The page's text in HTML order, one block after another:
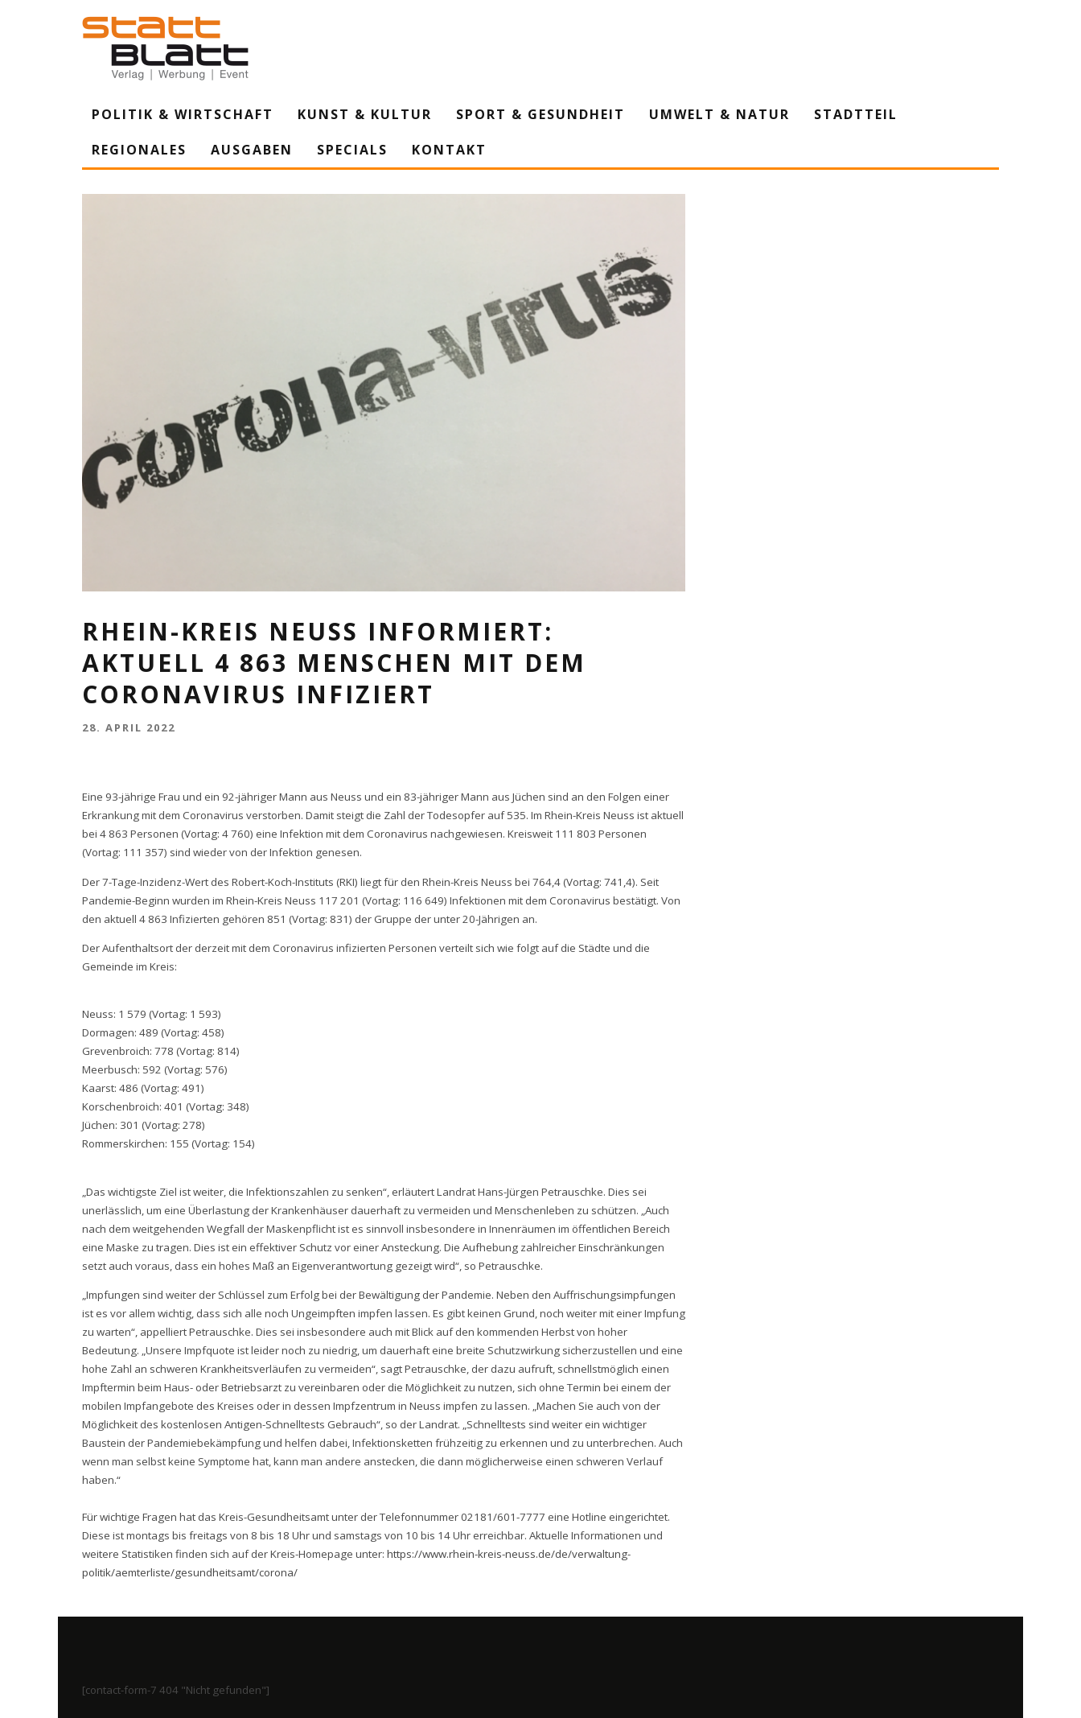
POLITIK & WIRTSCHAFT KUNST & KULTUR SPORT & GESUNDHEIT UMWELT & NATUR
STADTTEIL
REGIONALES
AUSGABEN SPECIALS KONTAKT
RHEIN-KREIS NEUSS INFORMIERT:
AKTUELL 4 863 MENSCHEN MIT DEM
CORONAVIRUS INFIZIERT
28. APRIL 2022
Eine 93-jährige Frau und ein 92-jähriger Mann aus Neuss und ein 83-jähriger Mann aus Jüchen sind an den Folgen einer
Erkrankung mit dem Coronavirus verstorben. Damit steigt die Zahl der Todesopfer auf 535. Im Rhein-Kreis Neuss ist aktuell
bei 4 863 Personen (Vortag: 4 760) eine Infektion mit dem Coronavirus nachgewiesen. Kreisweit 111 803 Personen
(Vortag: 111 357) sind wieder von der Infektion genesen.
Der 7-Tage-Inzidenz-Wert des Robert-Koch-Instituts (RKI) liegt für den Rhein-Kreis Neuss bei 764,4 (Vortag: 741,4). Seit
Pandemie-Beginn wurden im Rhein-Kreis Neuss 117 201 (Vortag: 116 649) Infektionen mit dem Coronavirus bestätigt. Von
den aktuell 4 863 Infizierten gehören 851 (Vortag: 831) der Gruppe der unter 20-Jährigen an.
Der Aufenthaltsort der derzeit mit dem Coronavirus infizierten Personen verteilt sich wie folgt auf die Städte und die
Gemeinde im Kreis:
Neuss: 1 579 (Vortag: 1 593)
Dormagen: 489 (Vortag: 458)
Grevenbroich: 778 (Vortag: 814)
Meerbusch: 592 (Vortag: 576)
Kaarst: 486 (Vortag: 491)
Korschenbroich: 401 (Vortag: 348)
Jüchen: 301 (Vortag: 278)
Rommerskirchen: 155 (Vortag: 154)
„Das wichtigste Ziel ist weiter, die Infektionszahlen zu senken“, erläutert Landrat Hans-Jürgen Petrauschke. Dies sei
unerlässlich, um eine Überlastung der Krankenhäuser dauerhaft zu vermeiden und Menschenleben zu schützen. „Auch
nach dem weitgehenden Wegfall der Maskenpflicht ist es sinnvoll insbesondere in Innenräumen im öffentlichen Bereich
eine Maske zu tragen. Dies ist ein effektiver Schutz vor einer Ansteckung. Die Aufhebung zahlreicher Einschränkungen
setzt auch voraus, dass ein hohes Maß an Eigenverantwortung gezeigt wird“, so Petrauschke.
„Impfungen sind weiter der Schlüssel zum Erfolg bei der Bewältigung der Pandemie. Neben den Auffrischungsimpfungen
ist es vor allem wichtig, dass sich alle noch Ungeimpften impfen lassen. Es gibt keinen Grund, noch weiter mit einer Impfung
zu warten“, appelliert Petrauschke. Dies sei insbesondere auch mit Blick auf den kommenden Herbst von hoher
Bedeutung. „Unsere Impfquote ist leider noch zu niedrig, um dauerhaft eine breite Schutzwirkung sicherzustellen und eine
hohe Zahl an schweren Krankheitsverläufen zu vermeiden“, sagt Petrauschke, der dazu aufruft, schnellstmöglich einen
Impftermin beim Haus- oder Betriebsarzt zu vereinbaren oder die Möglichkeit zu nutzen, sich ohne Termin bei einem der
mobilen Impfangebote des Kreises oder in dessen Impfzentrum in Neuss impfen zu lassen. „Machen Sie auch von der
Möglichkeit des kostenlosen Antigen-Schnelltests Gebrauch“, so der Landrat. „Schnelltests sind weiter ein wichtiger
Baustein der Pandemiebekämpfung und helfen dabei, Infektionsketten frühzeitig zu erkennen und zu unterbrechen. Auch
wenn man selbst keine Symptome hat, kann man andere anstecken, die dann möglicherweise einen schweren Verlauf
haben.“
Für wichtige Fragen hat das Kreis-Gesundheitsamt unter der Telefonnummer 02181/601-7777 eine Hotline eingerichtet.
Diese ist montags bis freitags von 8 bis 18 Uhr und samstags von 10 bis 14 Uhr erreichbar. Aktuelle Informationen und
weitere Statistiken finden sich auf der Kreis-Homepage unter: https://www.rhein-kreis-neuss.de/de/verwaltung-
politik/aemterliste/gesundheitsamt/corona/
[contact-form-7 404 "Nicht gefunden"]